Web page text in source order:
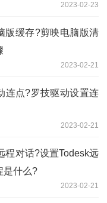
2023-02-23
版缓存?剪映电脑版清
2023-02-21
连点?罗技驱动设置连
2023-02-21
程对话?设置Todesk远
是什么?
2023-02-21